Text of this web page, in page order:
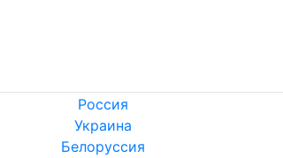
Россия
Украина
Белоруссия